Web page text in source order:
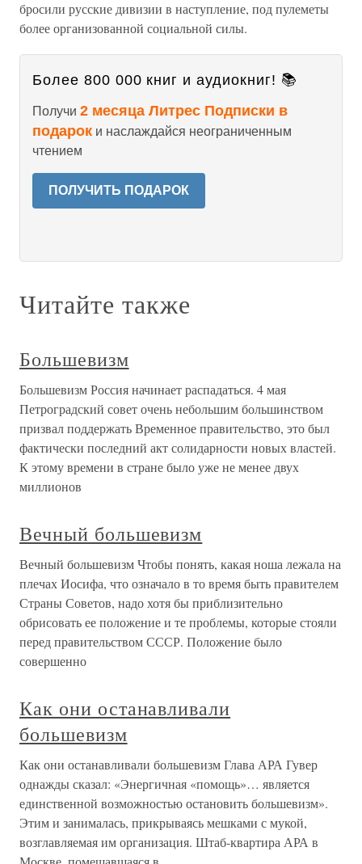
бросили русские дивизии в наступление, под пулеметы
более организованной социальной силы.
Более 800 000 книг и аудиокниг! 📚
Получи 2 месяца Литрес Подписки в
подарок и наслаждайся неограниченным
чтением
ПОЛУЧИТЬ ПОДАРОК
Читайте также
Большевизм
Большевизм Россия начинает распадаться. 4 мая
Петроградский совет очень небольшим большинством
призвал поддержать Временное правительство, это был
фактически последний акт солидарности новых властей.
К этому времени в стране было уже не менее двух
миллионов
Вечный большевизм
Вечный большевизм Чтобы понять, какая ноша лежала на
плечах Иосифа, что означало в то время быть правителем
Страны Советов, надо хотя бы приблизительно
обрисовать ее положение и те проблемы, которые стояли
перед правительством СССР. Положение было
совершенно
Как они останавливали
большевизм
Как они останавливали большевизм Глава АРА Гувер
однажды сказал: «Энергичная «помощь»… является
единственной возможностью остановить большевизм».
Этим и занималась, прикрываясь мешками с мукой,
возглавляемая им организация. Штаб-квартира АРА в